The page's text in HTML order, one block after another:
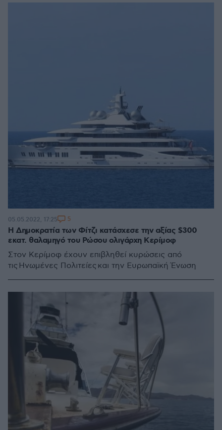
Η Δημοκρατία των Φίτζι κατάσχεσε την αξίας $300
εκατ. θαλαμηγό του Ρώσου ολιγάρχη Κερίμοφ
Στον Κερίμοφ έχουν επιβληθεί κυρώσεις από
τις Ηνωμένες Πολιτείες και την Ευρωπαϊκή Ένωση
05.05.2022, 17:25 5